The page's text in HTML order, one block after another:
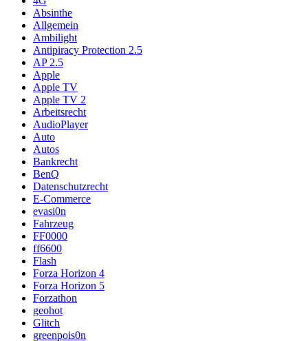
Absinthe
Allgemein
Ambilight
Antipiracy Protection 2.5
AP 2.5
Apple
Apple TV
Apple TV 2
Arbeitsrecht
AudioPlayer
Auto
Autos
Bankrecht
BenQ
Datenschutzrecht
E-Commerce
evasi0n
Fahrzeug
FF0000
ff6600
Flash
Forza Horizon 4
Forza Horizon 5
Forzathon
geohot
Glitch
greenpois0n